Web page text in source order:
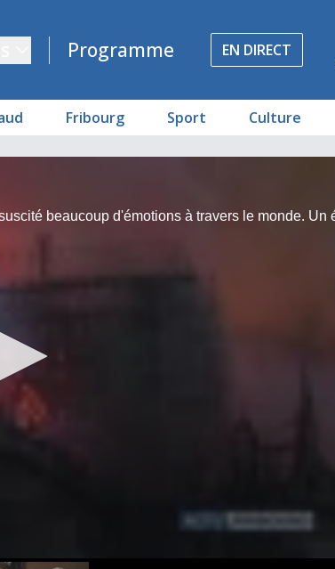
Programme EN DIRECT
Fribourg Sport Culture